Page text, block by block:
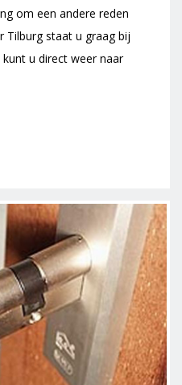
om een andere reden
Tilburg staat u graag bij
u direct weer naar